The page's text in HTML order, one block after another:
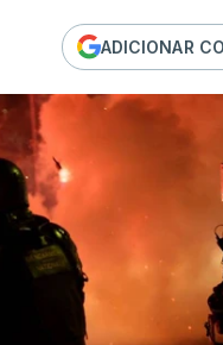
ADICIONAR